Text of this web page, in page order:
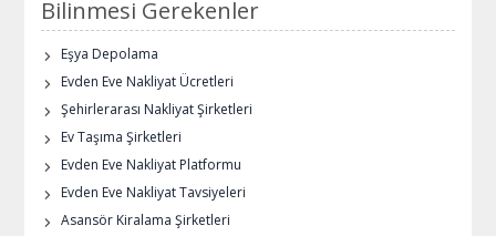
Bilinmesi Gerekenler
Eşya Depolama
Evden Eve Nakliyat Ücretleri
Şehirlerarası Nakliyat Şirketleri
Ev Taşıma Şirketleri
Evden Eve Nakliyat Platformu
Evden Eve Nakliyat Tavsiyeleri
Asansör Kiralama Şirketleri